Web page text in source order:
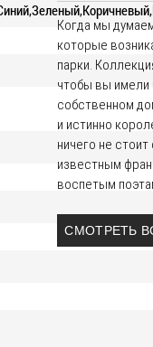
Когда мы
которые
парки.
чтобы вы имели
собственном
и истинно
ничего не
известным
воспетым
СМОТРЕТЬ